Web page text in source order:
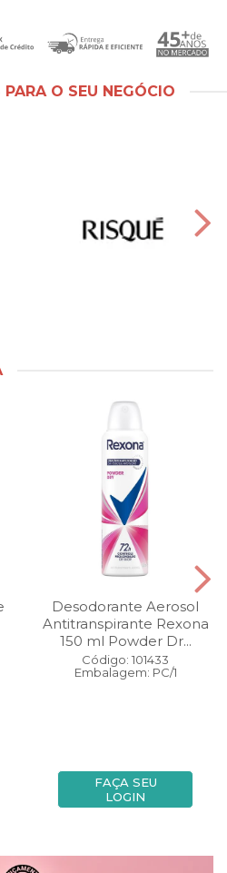
O SEU NEGÓCIO
Desodorante Aerosol
Antitranspirante Rexona
150 ml Powder Dr...
Código: 101433
Embalagem: PC/1
FAÇA SEU
LOGIN